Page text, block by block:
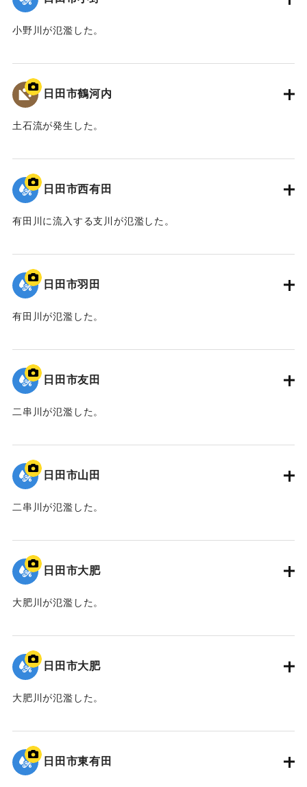
小野川が氾濫した。
｜固有コード:01203041
日田市鶴河内
土石流が発生した。
｜固有コード:01203040
日田市西有田
有田川に流入する支川が氾濫した。
｜固有コード:01203039
日田市羽田
有田川が氾濫した。
｜固有コード:01203038
日田市友田
二串川が氾濫した。
｜固有コード:01203037
日田市山田
二串川が氾濫した。
｜固有コード:01203036
日田市大肥
大肥川が氾濫した。
｜固有コード:01203035
日田市大肥
大肥川が氾濫した。
｜固有コード:01203034
日田市東有田